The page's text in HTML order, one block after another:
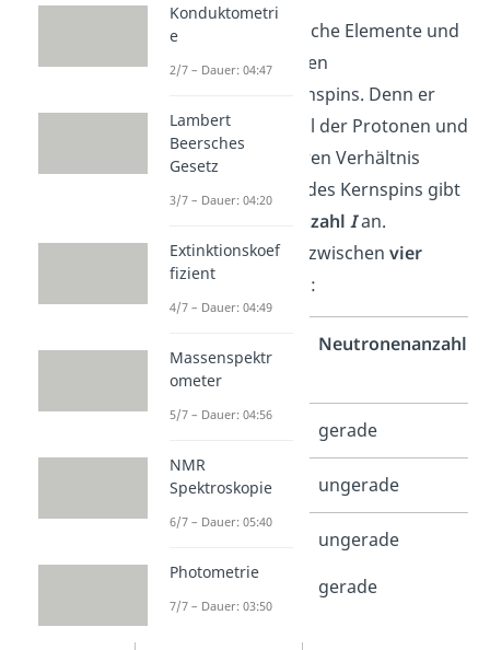
Verschiedene chemische Elemente und
derenIsotopebesitzen
unterschiedliche Kernspins. Denn er
wird durch die Anzahl der Protonen und
Neutronen sowie deren Verhältnis
bestimmt. Den Wert des Kernspins gibt
Kernspinquantenzahl Ian.
Allgemein kannst du zwischen vier
Fällenunterscheiden:
Neutronenanzahl
gerade
ungerade ungerade
ungerade
gerade
Konduktometri
e
2/7 – Dauer: 04:47
Lambert
Beersches
Gesetz
3/7 – Dauer: 04:20
Extinktionskoef
fizient
4/7 – Dauer: 04:49
Massenspektr
ometer
5/7 – Dauer: 04:56
NMR
Spektroskopie
6/7 – Dauer: 05:40
Photometrie
7/7 – Dauer: 03:50